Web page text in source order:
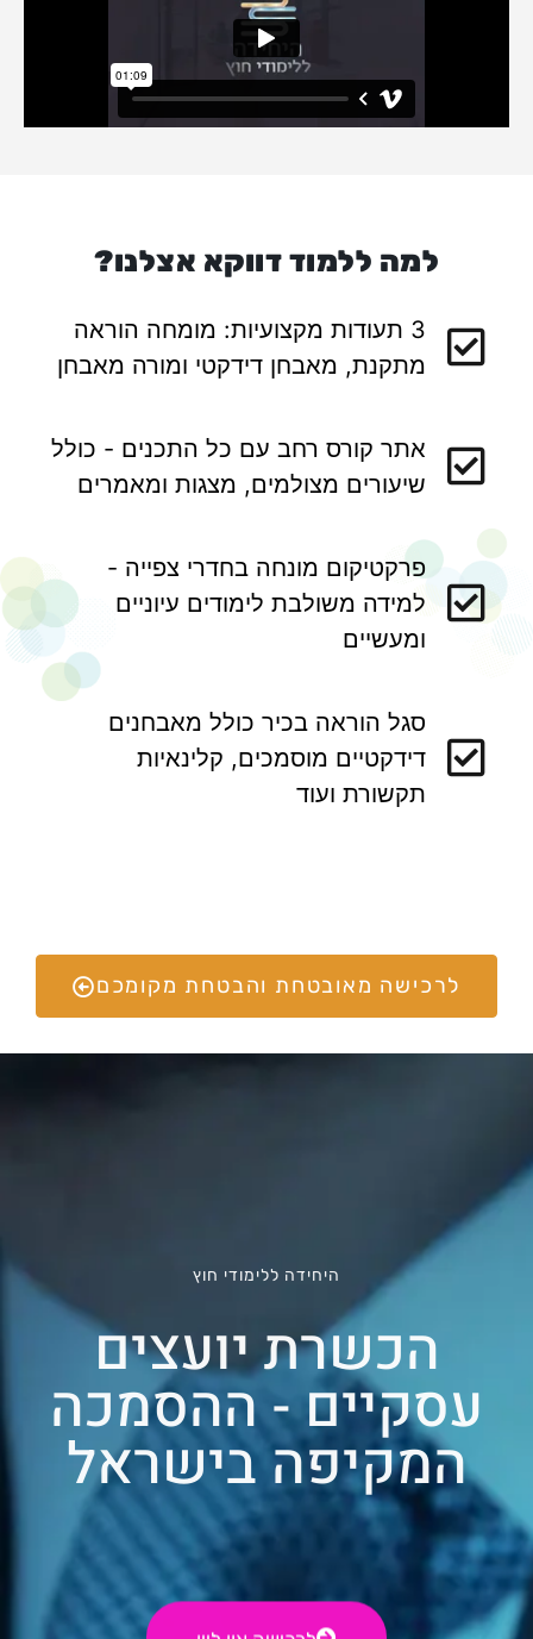
למה ללמוד דווקא אצלנו?
3 תעודות מקצועיות: מומחה הוראה
מתקנת, מאבחן דידקטי ומורה מאבחן
אתר קורס רחב עם כל התכנים - כולל
שיעורים מצולמים, מצגות ומאמרים
פרקטיקום מונחה בחדרי צפייה -
למידה משולבת לימודים עיוניים
ומעשיים
סגל הוראה בכיר כולל מאבחנים
דידקטיים מוסמכים, קלינאיות
תקשורת ועוד
לרכישה מאובטחת והבטחת מקומכם
היחידה ללימודי חוץ
הכשרת יועצים
עסקיים - ההסמכה
המקיפה בישראל